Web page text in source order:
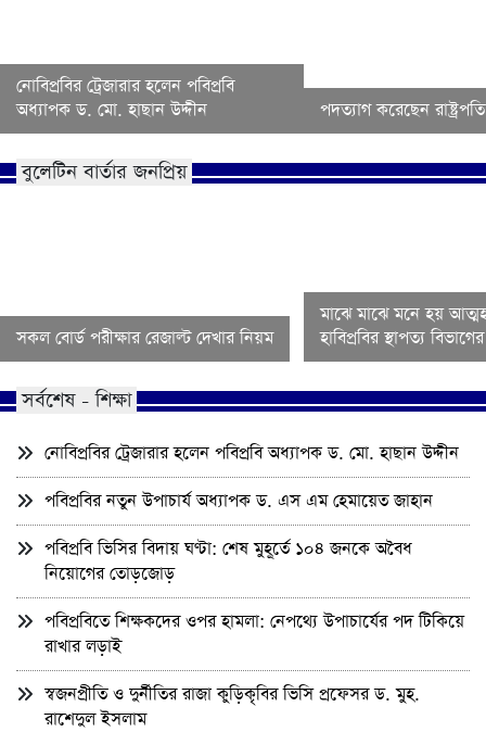
নোবিপ্রবির ট্রেজারার হলেন পবিপ্রবি
অধ্যাপক ড. মো. হাছান উদ্দীন
পদত্যাগ করেছেন
বুলেটিন বার্তার জনপ্রিয়
সকল বোর্ড পরীক্ষার রেজাল্ট দেখার নিয়ম
মাঝে মাঝে মনে হয়
হাবিপ্রবির স্থাপত্য
সর্বশেষ - শিক্ষা
নোবিপ্রবির ট্রেজারার হলেন পবিপ্রবি অধ্যাপক ড. মো. হাছান উদ্দীন
পবিপ্রবির নতুন উপাচার্য অধ্যাপক ড. এস এম হেমায়েত জাহান
পবিপ্রবি ভিসির বিদায় ঘণ্টা: শেষ মুহূর্তে ১০৪ জনকে অবৈধ
নিয়োগের তোড়জোড়
পবিপ্রবিতে শিক্ষকদের ওপর হামলা: নেপথ্যে উপাচার্যের পদ টিকিয়ে
রাখার লড়াই
স্বজনপ্রীতি ও দুর্নীতির রাজা কুড়িকৃবির ভিসি প্রফেসর ড. মুহ.
রাশেদুল ইসলাম